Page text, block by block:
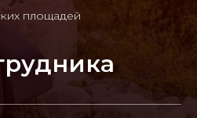
площадей